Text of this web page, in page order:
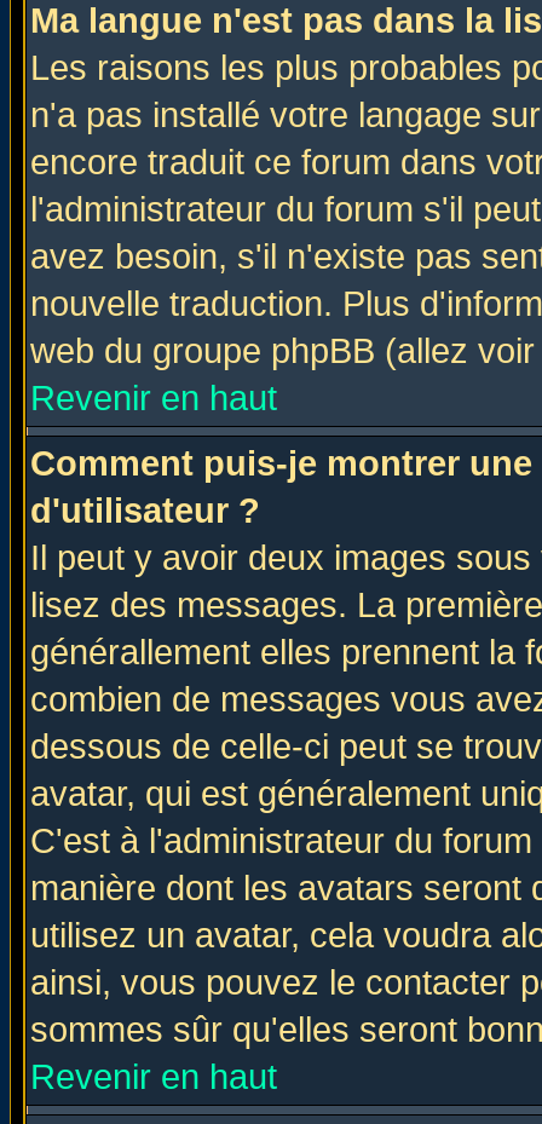
Ma langue n'est pas dans la
Les raisons les plus probables
n'a pas installé votre langage
encore traduit ce forum dans
l'administrateur du forum s'il
avez besoin, s'il n'existe pas
nouvelle traduction. Plus
web du groupe phpBB (allez
Revenir en haut
Comment puis-je montrer
d'utilisateur ?
Il peut y avoir deux images
lisez des messages. La
générallement elles prennent la
combien de messages vous
dessous de celle-ci peut se
avatar, qui est généralement
C'est à l'administrateur du
manière dont les avatars seront
utilisez un avatar, cela voudra
ainsi, vous pouvez le contacter
sommes sûr qu'elles seront
Revenir en haut